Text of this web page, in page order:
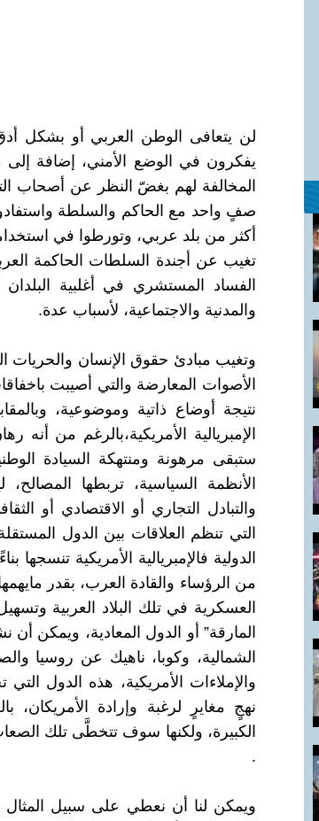
لن يتعافى الوطن العربي أو بشكل
يفكرون في الوضع الأمني، إضافة إلى
المخالفة لهم بغضّ النظر عن أصحاب
صفٍ واحد مع الحاكم والسلطة
أكثر من بلد عربي، وتورطوا في
تغيب عن أجندة السلطات الحاكمة
الفساد المستشري في أغلبية
والمدنية والاجتماعية، لأسباب عدة.
وتغيب مبادئ حقوق الإنسان والحريات
الأصوات المعارضة والتي أصيبت
نتيجة أوضاع ذاتية وموضوعية،
الإمبريالية الأمريكية،بالرغم من
ستبقى مرهونة ومنتهكة السيادة
الأنظمة السياسية، تربطها
والتبادل التجاري أو الاقتصادي أو
التي تنظم العلاقات بين الدول
الدولية فالإمبريالية الأمريكية
من الرؤساء والقادة العرب، بقدر
العسكرية في تلك البلاد العربية
المارقة” أو الدول المعادية، ويمكن أن
الشمالية، وكوبا، ناهيك عن روسيا
والإملاءات الأمريكية، هذه الدول
نهجٍ مغايرٍ لرغبة وإرادة الأمريكان،
الكبيرة، ولكنها سوف تتخطَّى تلك
.
ويمكن لنا أن نعطي على سبيل المثال